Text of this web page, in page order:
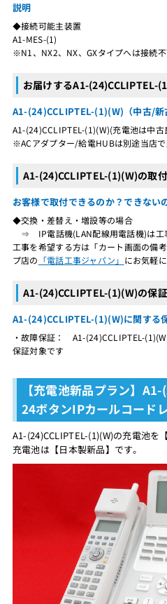
説明
◆接続可能主装置
A1-MES-(1)
※N1、NX2、NX、GXタイプへは接続
お届けするA1-(24)CCLIPTEL-
A1-(24)CCLIPTEL-(1)(W)（中古/新
A1-(24)CCLIPTEL-(1)(W)(充電池は中
※ACアダプター/給電HUBは別途当店
A1-(24)CCLIPTEL-(1)(W)の取
お客様で取付できるのか？できない
◆交換・差替え・増設等の場合
⇒ IP電話機(LAN配線用電話機)は工
工事を希望する方は「カート画面の備
プ店の 「電話工事ジャパン」 にお気軽
A1-(24)CCLIPTEL-(1)(W)の保
A1-(24)CCLIPTEL-(1)(W)に関する
・故障保証： A1-(24)CCLIPTEL-
保証対象です
【充電池新品プラン】
24ボタンIPカールコード
A1-(24)CCLIPTEL-(1)(W)の充電池を
充電池は【日本製新品】です。